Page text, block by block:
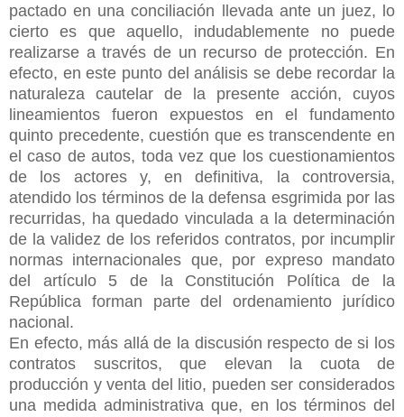
pactado en una conciliación llevada ante un juez, lo
cierto es que aquello, indudablemente no puede
realizarse a través de un recurso de protección. En
efecto, en este punto del análisis se debe recordar la
naturaleza cautelar de la presente acción, cuyos
lineamientos fueron expuestos en el fundamento
quinto precedente, cuestión que es transcendente en
el caso de autos, toda vez que los cuestionamientos
de los actores y, en definitiva, la controversia,
atendido los términos de la defensa esgrimida por las
recurridas, ha quedado vinculada a la determinación
de la validez de los referidos contratos, por incumplir
normas internacionales que, por expreso mandato
del artículo 5 de la Constitución Política de la
República forman parte del ordenamiento jurídico
nacional.
En efecto, más allá de la discusión respecto de si los
contratos suscritos, que elevan la cuota de
producción y venta del litio, pueden ser considerados
una medida administrativa que, en los términos del